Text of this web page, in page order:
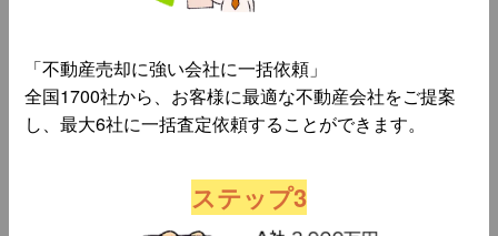
「不動産売却に強い会社に一括依頼」
全国1700社から、お客様に最適な不動産会社をご提案
し、最大6社に一括査定依頼することができます。
ステップ3